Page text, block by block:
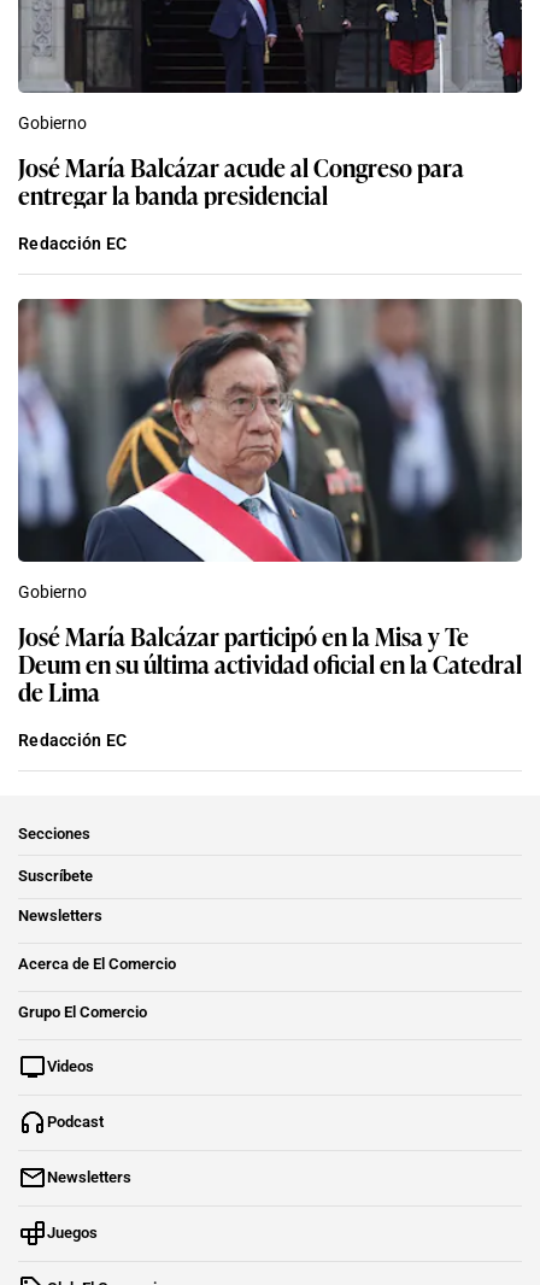
Gobierno
José María Balcázar acude al Congreso para
entregar la banda presidencial
Redacción EC
Gobierno
José María Balcázar participó en la Misa y Te
Deum en su última actividad oficial en la Catedral
de Lima
Redacción EC
Secciones
Suscríbete
Newsletters
Acerca de El Comercio
Grupo El Comercio
Videos
Podcast
Newsletters
Juegos